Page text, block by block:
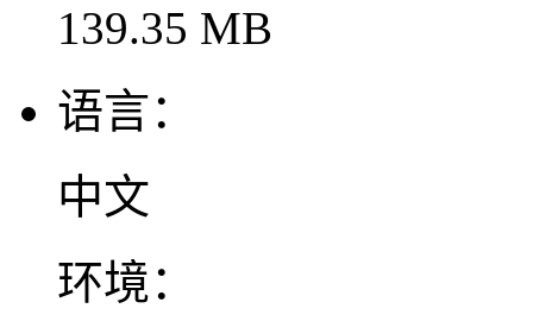
139.35 MB
语言：
中文
环境：